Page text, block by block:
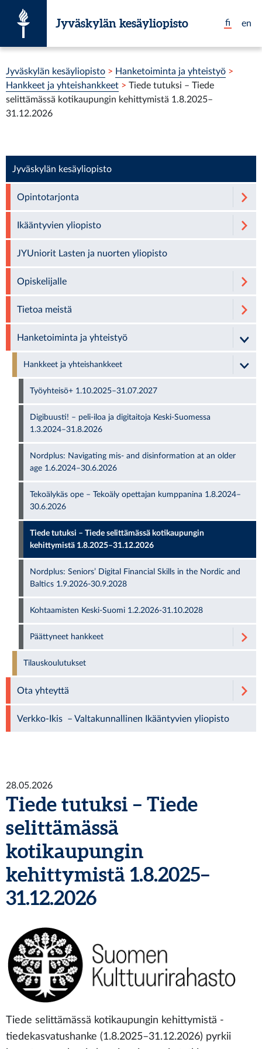
fi
en
Jyväskylän kesäyliopisto
Jyväskylän kesäyliopisto > Hanketoiminta ja yhteistyö >
Hankkeet ja yhteishankkeet > Tiede tutuksi – Tiede
selittämässä kotikaupungin kehittymistä 1.8.2025–
31.12.2026
28.05.2026
Tiede tutuksi – Tiede
selittämässä
kotikaupungin
kehittymistä 1.8.2025–
31.12.2026
Tiede selittämässä kotikaupungin kehittymistä -
tiedekasvatushanke (1.8.2025–31.12.2026) pyrkii
Jyväskylän kesäyliopisto
Opintotarjonta
Ikääntyvien yliopisto
JYUniorit Lasten ja nuorten yliopisto
Opiskelijalle
Tietoa meistä
Hanketoiminta ja yhteistyö
Hankkeet ja yhteishankkeet
Työyhteisö+ 1.10.2025–31.07.2027
Digibuusti! – peli-iloa ja digitaitoja Keski-Suomessa
1.3.2024–31.8.2026
Nordplus: Navigating mis- and disinformation at an older
age 1.6.2024–30.6.2026
Tekoälykäs ope – Tekoäly opettajan kumppanina 1.8.2024–
30.6.2026
Tiede tutuksi – Tiede selittämässä kotikaupungin
kehittymistä 1.8.2025–31.12.2026
Nordplus: Seniors’ Digital Financial Skills in the Nordic and
Baltics 1.9.2026-30.9.2028
Kohtaamisten Keski-Suomi 1.2.2026-31.10.2028
Päättyneet hankkeet
Tilauskoulutukset
Ota yhteyttä
Verkko-Ikis – Valtakunnallinen Ikääntyvien yliopisto